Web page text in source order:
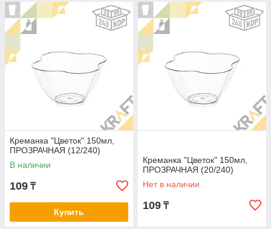
Креманка "Цветок" 150мл,
ПРОЗРАЧНАЯ (12/240)
В наличии
109 ₸
Купить
Креманка "Цветок" 150мл,
ПРОЗРАЧНАЯ (20/240)
Нет в наличии
109 ₸